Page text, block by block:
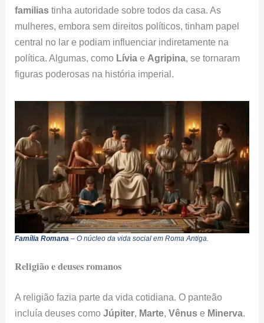
familias tinha autoridade sobre todos da casa. As
mulheres, embora sem direitos políticos, tinham papel
central no lar e podiam influenciar indiretamente na
política. Algumas, como Lívia e Agripina, se tornaram
figuras poderosas na história imperial.
Família Romana – O núcleo da vida social em Roma Antiga.
Religião e deuses romanos
A religião fazia parte da vida cotidiana. O panteão
incluía deuses comoJúpiter, Marte,Vênus e Minerva.